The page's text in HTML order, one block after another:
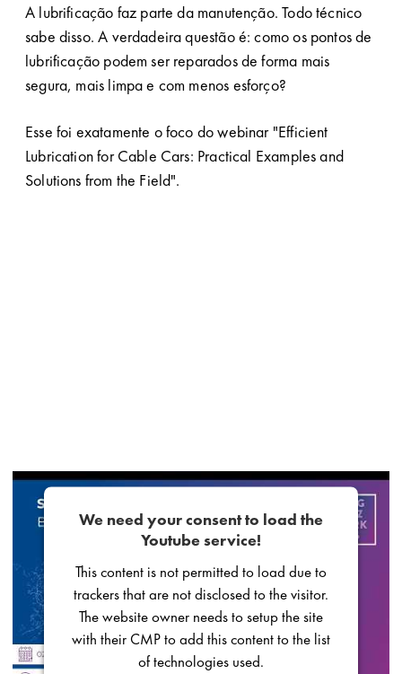
A lubrificação faz parte da manutenção. Todo técnico
sabe disso. A verdadeira questão é: como os pontos de
lubrificação podem ser reparados de forma mais
segura, mais limpa e com menos esforço?
Esse foi exatamente o foco do webinar "Efficient
Lubrication for Cable Cars: Practical Examples and
Solutions from the Field".
We need your consent to load the
Youtube service!
This content is not permitted to load due to
trackers that are not disclosed to the visitor.
The website owner needs to setup the site
with their CMP to add this content to the list
of technologies used.